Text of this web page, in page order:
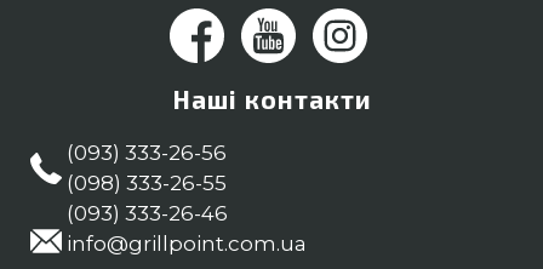
Наші контакти
(093) 333-26-56
(098) 333-26-55
(093) 333-26-46
info@grillpoint.com.ua